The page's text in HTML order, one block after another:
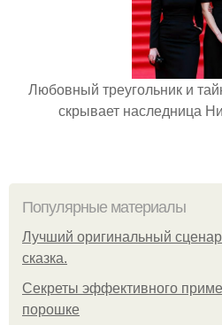
Любовный треугольник и
скрывает наследница
Популярные материалы
Лучший оригинальный
сказка.
Секреты эффективного
порошке